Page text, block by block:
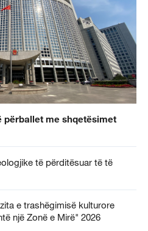
përballet me shqetësimet
të përditësuar të të
e trashëgimisë kulturore
një Zonë e Mirë" 2026